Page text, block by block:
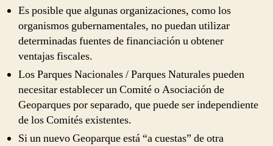
Es posible que algunas organizaciones, como los
organismos gubernamentales, no puedan utilizar
determinadas fuentes de financiación u obtener
ventajas fiscales.
Los Parques Nacionales / Parques Naturales pueden
necesitar establecer un Comité o Asociación de
Geoparques por separado, que puede ser independiente
de los Comités existentes.
Si un nuevo Geoparque está “a cuestas” de otra